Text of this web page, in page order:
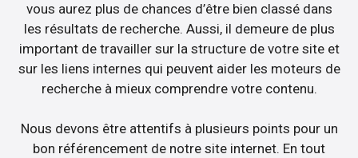
vous aurez plus de chances d’être bien classé dans
les résultats de recherche. Aussi, il demeure de plus
important de travailler sur la structure de votre site et
sur les liens internes qui peuvent aider les moteurs de
recherche à mieux comprendre votre contenu.
Nous devons être attentifs à plusieurs points pour un
bon référencement de notre site internet. En tout